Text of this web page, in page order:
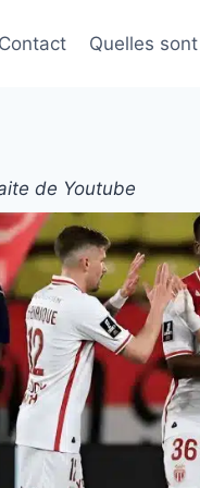
Contact Quelles
de Youtube